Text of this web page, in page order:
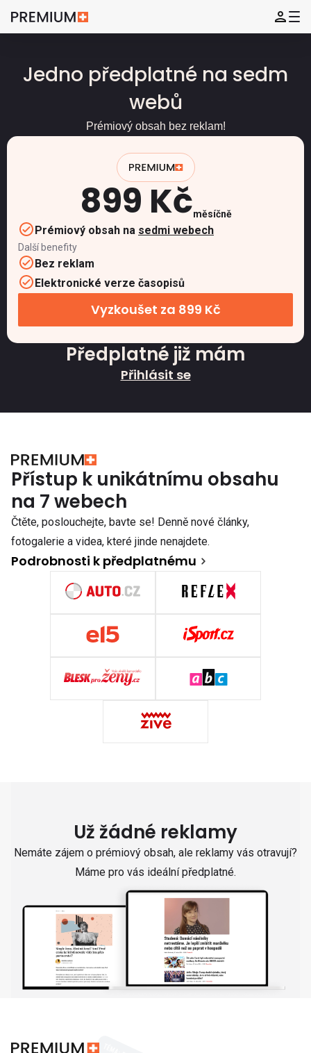
Jedno předplatné na sedm
webů
Prémiový obsah bez reklam!
899 Kčměsíčně
Prémiový obsah na sedmi webech
Další benefity
Bez reklam
Elektronické verze časopisů
Vyzkoušet za 899 Kč
Předplatné již mám
Přihlásit se
Přístup k unikátnímu obsahu
na 7 webech
Čtěte, poslouchejte, bavte se! Denně nové články,
fotogalerie a videa, které jinde nenajdete.
Podrobnosti k předplatnému
Už žádné reklamy
Nemáte zájem o prémiový obsah, ale reklamy vás otravují?
Máme pro vás ideální předplatné.